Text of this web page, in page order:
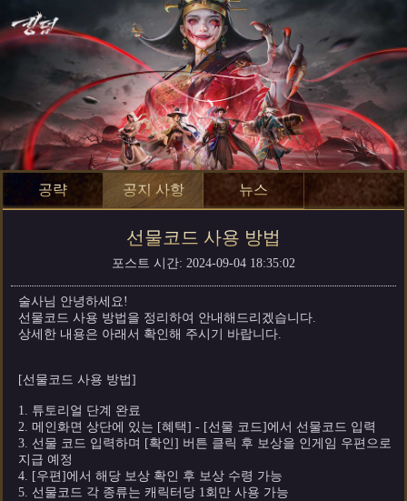
공략 공지 사항 뉴스
선물코드 사용 방법
포스트 시간: 2024-09-04 18:35:02
술사님 안녕하세요!
선물코드 사용 방법을 정리하여 안내해드리겠습니다.
상세한 내용은 아래서 확인해 주시기 바랍니다.
[선물코드 사용 방법]
1. 튜토리얼 단계 완료
2. 메인화면 상단에 있는 [혜택] - [선물 코드]에서 선물코드 입력
3. 선물 코드 입력하며 [확인] 버튼 클릭 후 보상을 인게임 우편으로
지급 예정
4. [우편]에서 해당 보상 확인 후 보상 수령 가능
5. 선물코드 각 종류는 캐릭터당 1회만 사용 가능